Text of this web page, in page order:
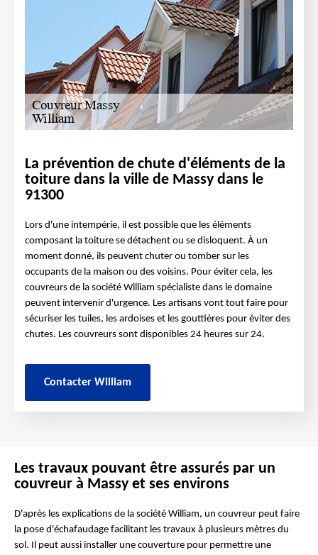
La prévention de chute d'éléments de la
toiture dans la ville de Massy dans le
91300
Lors d'une intempérie, il est possible que les éléments
composant la toiture se détachent ou se disloquent. À un
moment donné, ils peuvent chuter ou tomber sur les
occupants de la maison ou des voisins. Pour éviter cela, les
couvreurs de la société William spécialiste dans le domaine
peuvent intervenir d'urgence. Les artisans vont tout faire pour
sécuriser les tuiles, les ardoises et les gouttières pour éviter des
chutes. Les couvreurs sont disponibles 24 heures sur 24.
Contacter William
Les travaux pouvant être assurés par un
couvreur à Massy et ses environs
D'après les explications de la société William, un couvreur peut faire
la pose d'échafaudage facilitant les travaux à plusieurs mètres du
sol. Il peut aussi installer une couverture pour permettre une